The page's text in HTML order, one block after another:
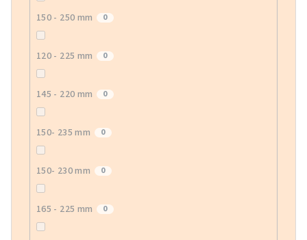
150 - 250 mm 0
120 - 225 mm 0
145 - 220 mm 0
150- 235 mm 0
150- 230 mm 0
165 - 225 mm 0